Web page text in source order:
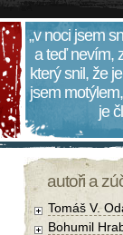
„v noci jsem
a teď nevím,
který snil, že
jsem
je
autoři a
Tomáš V.
Bohumil